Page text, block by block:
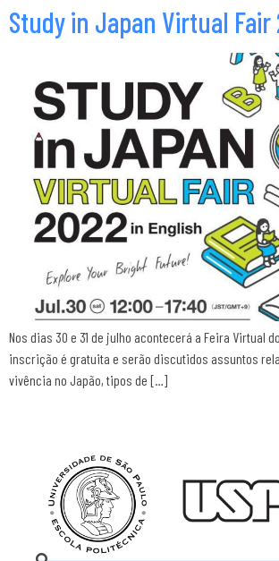
Study in Japan Virtual Fair
Nos dias 30 e 31 de julho acontecerá a Feira Virtual
inscrição é gratuita e serão discutidos assuntos
vivência no Japão, tipos de […]